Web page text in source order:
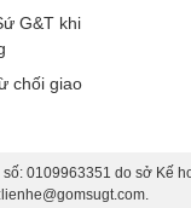
G&T khi
chối giao
0109963351 do sở Kế